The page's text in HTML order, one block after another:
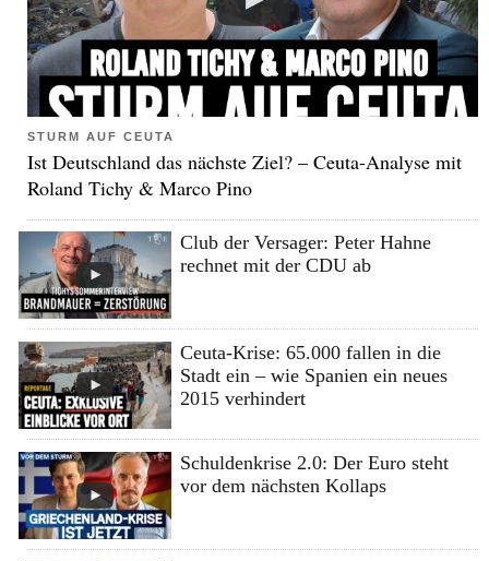
STURM AUF CEUTA
Ist Deutschland das nächste Ziel? – Ceuta-Analyse mit
Roland Tichy & Marco Pino
Club der Versager: Peter Hahne
rechnet mit der CDU ab
Ceuta-Krise: 65.000 fallen in die
Stadt ein – wie Spanien ein neues
2015 verhindert
Schuldenkrise 2.0: Der Euro steht
vor dem nächsten Kollaps